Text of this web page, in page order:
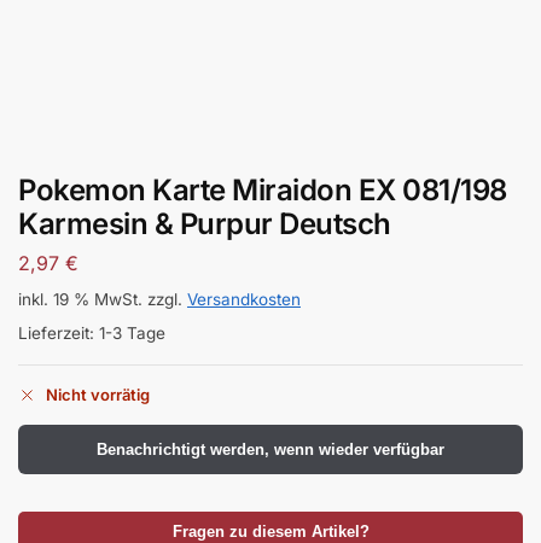
Pokemon Karte Miraidon EX 081/198
Karmesin & Purpur Deutsch
2,97 €
inkl. 19 % MwSt. zzgl. Versandkosten
Lieferzeit: 1-3 Tage
Nicht vorrätig
Benachrichtigt werden, wenn wieder verfügbar
Fragen zu diesem Artikel?